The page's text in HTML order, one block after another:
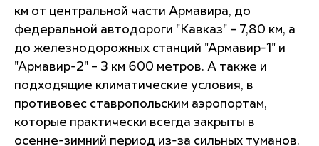
км от центральной части Армавира, до
федеральной автодороги "Кавказ" – 7,80 км, а
до железнодорожных станций "Армавир-1" и
"Армавир-2" – 3 км 600 метров. А также и
подходящие климатические условия, в
противовес ставропольским аэропортам,
которые практически всегда закрыты в
осенне-зимний период из-за сильных туманов.